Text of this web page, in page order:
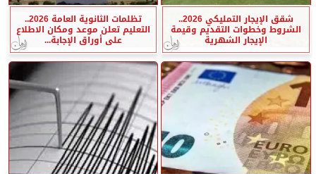
شقق الإيجار التمليكي 2026..
الشروط وخطوات التقديم وقيمة
الإيجار الشهرية
تظلمات الثانوية العامة 2026..
التعليم تعلن موعد ومكان الاطلاع
على أوراق الإجابة...